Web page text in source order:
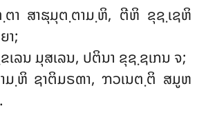
ຕາ ສາຘຸມຸຕ຺ຕາມ຺ຫິ, ຕີຫິ ຂຸຊ຺ເຊຫິ
;
ລນ ມຸສເລນ, ປຕິນາ ຂຸຊ຺ຊເກນ ຈ;
ມ຺ຫິ ຊາຕິມຣຓາ, ຠວເນຕ຺ຕິ ສມູຫ